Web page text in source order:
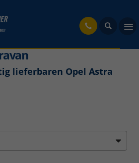
lieferbaren Opel Astra